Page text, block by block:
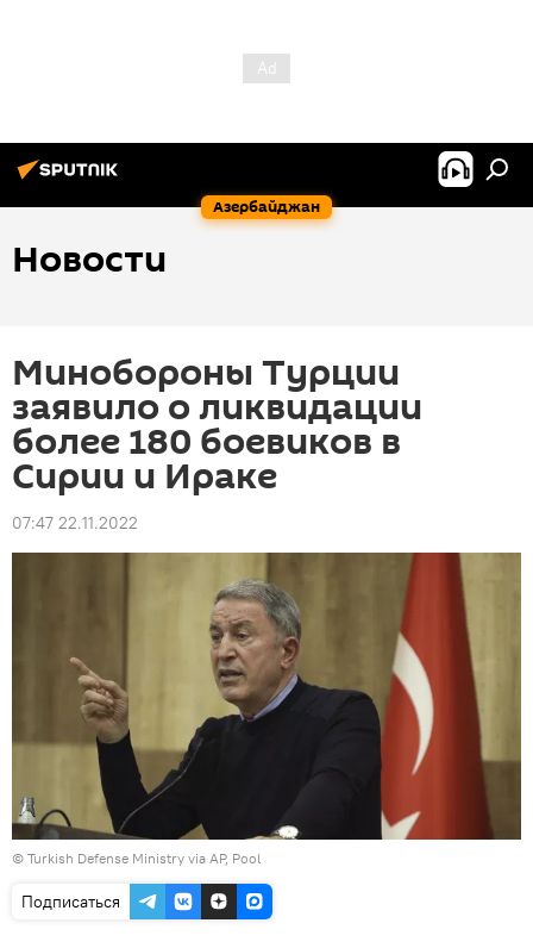
Азербайджан
Новости
Минобороны Турции
заявило о ликвидации
более 180 боевиков в
Сирии и Ираке
07:47 22.11.2022
© Turkish Defense Ministry via AP, Pool
Подписаться